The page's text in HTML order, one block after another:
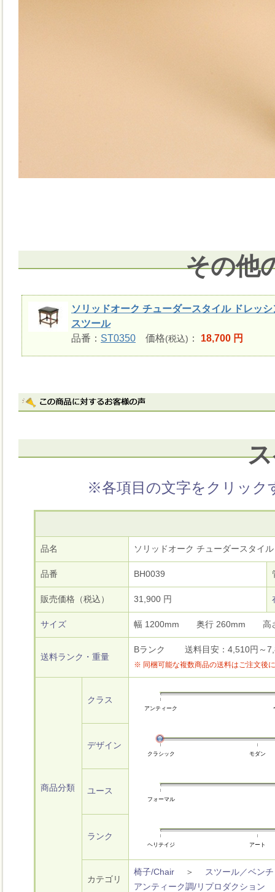
その他
ソリッドオーク チューダースタイル ドレッシ
スツール
品番： ST0350 価格(税込) ： 18,700 円
※各項目の文字をクリック
品名 ソリッドオーク チューダースタイ
品番 BH0039
販売価格（税込） 31,900 円
サイズ 幅 1200mm 奥行 260mm
送料ランク・重量
Bランク 送料目安：4,510円～
※ 同梱可能な複数商品の送料はご注文後
商品分類
クラス
アンティーク
デザイン
クラシック モダン
ユース
フォーマル
ランク
ヘリテイジ アート
カテゴリ
椅子/Chair ＞ スツール／ベンチ
アンティーク調/リプロダクション